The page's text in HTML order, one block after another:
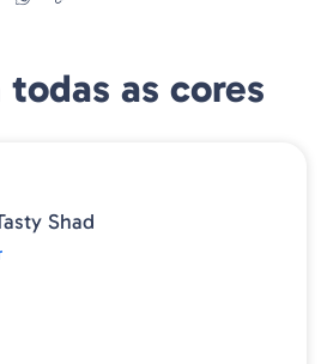
as cores
Shad